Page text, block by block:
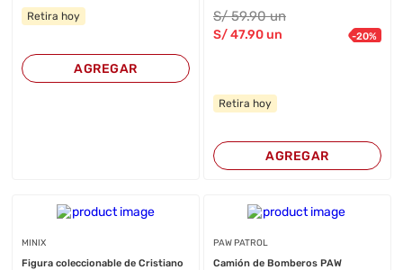
Retira hoy
AGREGAR
S/59.90 un
S/47.90un -20%
Retira hoy
AGREGAR
MINIX
Figura coleccionable de Cristiano
PAW PATROL
Camión de Bomberos PAW